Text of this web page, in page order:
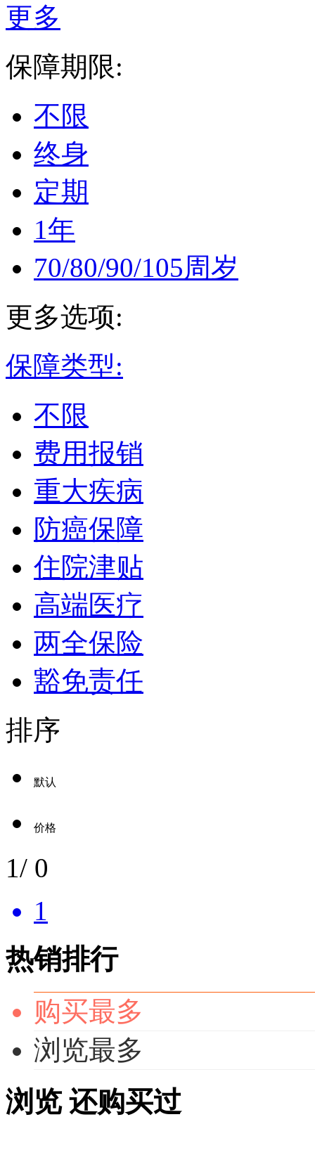
更多
保障期限:
不限
终身
定期
1年
70/80/90/105周岁
更多选项:
保障类型:
不限
费用报销
重大疾病
防癌保障
住院津贴
高端医疗
两全保险
豁免责任
排序
默认
价格
1/ 0
1
热销排行
购买最多
浏览最多
浏览 还购买过